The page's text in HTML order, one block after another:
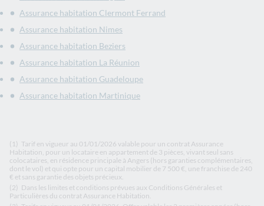
Assurance habitation Clermont Ferrand
Assurance habitation Nimes
Assurance habitation Beziers
Assurance habitation La Réunion
Assurance habitation Guadeloupe
Assurance habitation Martinique
(1) Tarif en vigueur au 01/01/2026 valable pour un contrat Assurance
Habitation, pour un locataire en appartement de 3 pièces, vivant seul sans
colocataires, en résidence principale à Angers (hors garanties complémentaires,
dont le vol) et qui opte pour un capital mobilier de 7 500 €, une franchise de 240
€ et sans garantie des objets précieux.
(2) Dans les limites et conditions prévues aux Conditions Générales et
Particulières du contrat Assurance Habitation.